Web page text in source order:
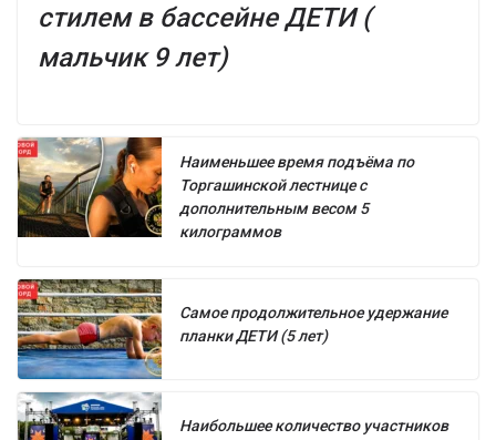
стилем в бассейне ДЕТИ (
мальчик 9 лет)
Наименьшее время подъёма по
Торгашинской лестнице с
дополнительным весом 5
килограммов
Самое продолжительное удержание
планки ДЕТИ (5 лет)
Наибольшее количество участников